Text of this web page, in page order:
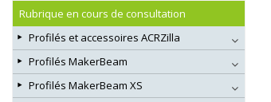
Rubrique en cours de consultation
Profilés et accessoires ACRZilla
Profilés MakerBeam
Profilés MakerBeam XS